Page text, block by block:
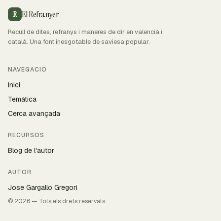
R El Refranyer
Recull de dites, refranys i maneres de dir en valencià i
català. Una font inesgotable de saviesa popular.
NAVEGACIÓ
Inici
Temàtica
Cerca avançada
RECURSOS
Blog de l'autor
AUTOR
Jose Gargallo Gregori
© 2026 — Tots els drets reservats